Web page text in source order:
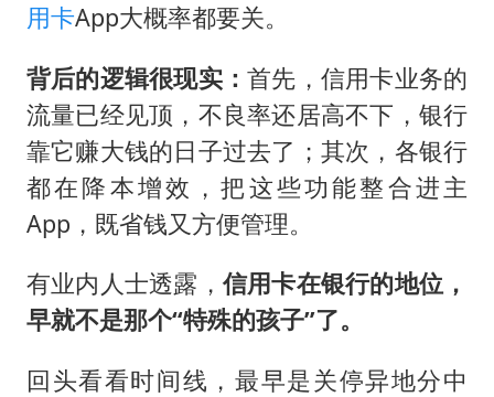
用卡App大概率都要关。
背后的逻辑很现实：首先，信用卡业务的
流量已经见顶，不良率还居高不下，银行
靠它赚大钱的日子过去了；其次，各银行
都在降本增效，把这些功能整合进主
App，既省钱又方便管理。
有业内人士透露， 信用卡在银行的地位，
早就不是那个“特殊的孩子”了。
回头看看时间线，最早是关停异地分中